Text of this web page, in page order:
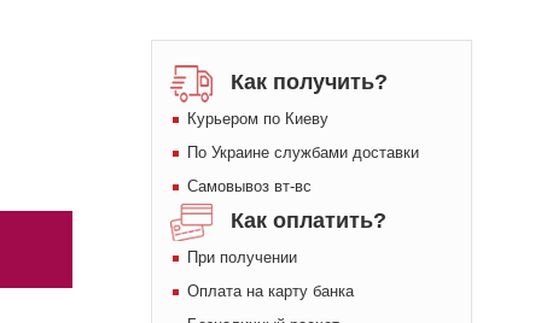
Как получить?
Курьером по Киеву
По Украине службами доставки
Самовывоз вт-вс
Как оплатить?
При получении
Оплата на карту банка